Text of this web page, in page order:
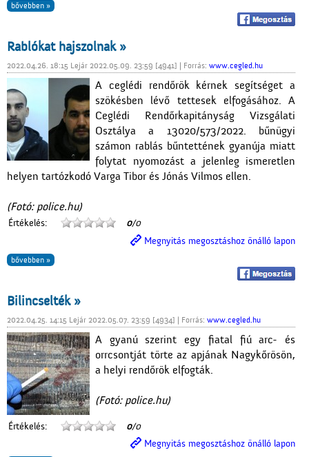
bővebben »
Rablókat hajszolnak »
2022.04.26. 18:15 Lejár 2022.05.09. 23:59 [4941] | Forrás: www.cegled.hu
A ceglédi rendőrök kérnek segítséget a
szökésben lévő tettesek elfogásához. A
Ceglédi Rendőrkapitányság Vizsgálati
Osztálya a 13020/573/2022. bűnügyi
számon rablás bűntettének gyanúja miatt
folytat nyomozást a jelenleg ismeretlen
helyen tartózkodó Varga Tibor és Jónás Vilmos ellen.
(Fotó: police.hu)
Értékelés: 0/0
Megnyitás megosztáshoz önálló lapon
bővebben »
Bilincselték »
2022.04.25. 14:15 Lejár 2022.05.07. 23:59 [4934] | Forrás: www.cegled.hu
A gyanú szerint egy fiatal fiú arc- és
orrcsontját törte az apjának Nagykőrösön,
a helyi rendőrök elfogták.
(Fotó: police.hu)
Értékelés: 0/0
Megnyitás megosztáshoz önálló lapon